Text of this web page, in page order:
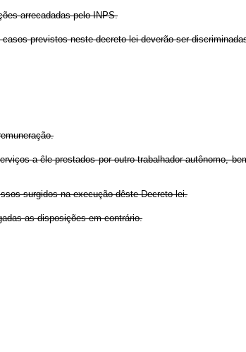
arrecadadas pelo INPS.
previstos neste decreto-lei deverão ser
a êle prestados por outro trabalhador autônomo,
surgidos na execução dêste Decreto-lei.
as disposições em contrário.